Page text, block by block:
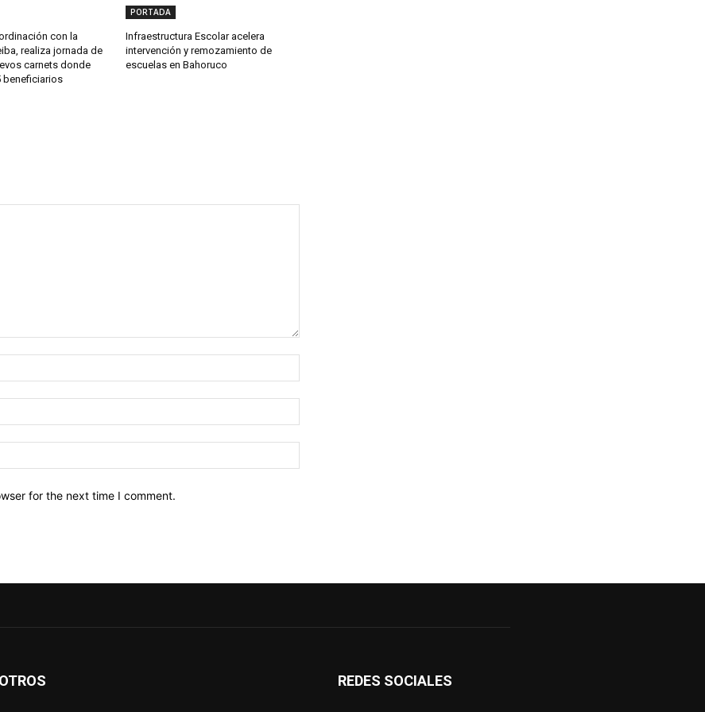
con la
realiza jornada de
carnets donde
beneficiarios
PORTADA
Infraestructura Escolar acelera
intervención y remozamiento de
escuelas en Bahoruco
for the next time I comment.
REDES SOCIALES